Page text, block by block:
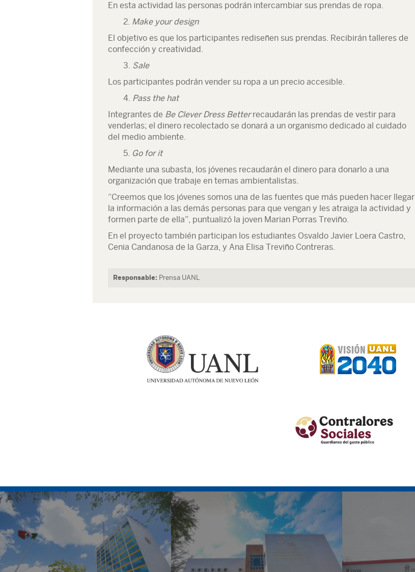
En esta actividad las personas podrán intercambiar sus prendas de ropa.
2. Make your design
El objetivo es que los participantes rediseñen sus prendas. Recibirán talleres de
confección y creatividad.
3. Sale
Los participantes podrán vender su ropa a un precio accesible.
4. Pass the hat
Integrantes de Be Clever Dress Betterrecaudarán las prendas de vestir para
venderlas; el dinero recolectado se donará a un organismo dedicado al cuidado
del medio ambiente.
5. Go for it
Mediante una subasta, los jóvenes recaudarán el dinero para donarlo a una
organización que trabaje en temas ambientalistas.
“Creemos que los jóvenes somos una de las fuentes que más pueden hacer llegar
la información a las demás personas para que vengan y les atraiga la actividad y
formen parte de ella”, puntualizó la joven Marian Porras Treviño.
En el proyecto también participan los estudiantes Osvaldo Javier Loera Castro,
Cenia Candanosa de la Garza, y Ana Elisa Treviño Contreras.
Responsable: Prensa UANL